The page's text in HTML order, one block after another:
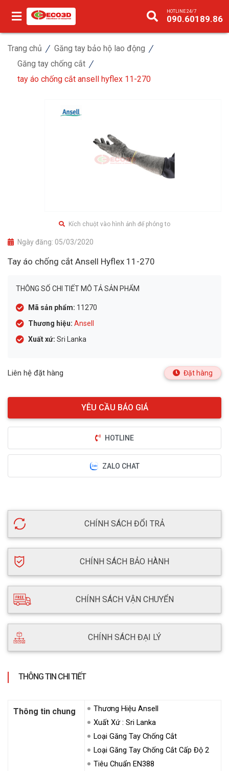
HOTLINE 24/7
090.60189.86
Trang chủ
Găng tay bảo hộ lao động
Găng tay chống cắt
tay áo chống cắt ansell hyflex 11-270
Kích chuột vào hình ảnh để phóng to
Ngày đăng: 05/03/2020
Tay áo chống cắt Ansell Hyflex 11-270
THÔNG SỐ CHI TIẾT MÔ TẢ SẢN PHẨM
Mã sản phẩm: 11270
Thương hiệu: Ansell
Xuất xứ: Sri Lanka
Liên hệ đặt hàng Đặt hàng
HOTLINE
ZALO CHAT
CHÍNH SÁCH ĐỔI TRẢ
CHÍNH SÁCH BẢO HÀNH
CHÍNH SÁCH VẬN CHUYỂN
CHÍNH SÁCH ĐẠI LÝ
THÔNG TIN CHI TIẾT
Thông tin chung
Thương Hiệu Ansell
Xuất Xứ : Sri Lanka
Loại Găng Tay Chống Cắt
Loại Găng Tay Chống Cắt Cấp Độ 2
Tiêu Chuẩn EN388